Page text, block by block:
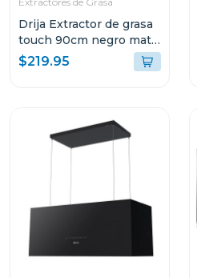
Drija Extractor de grasa
touch 90cm negro mate
prismatouch90
$219.95